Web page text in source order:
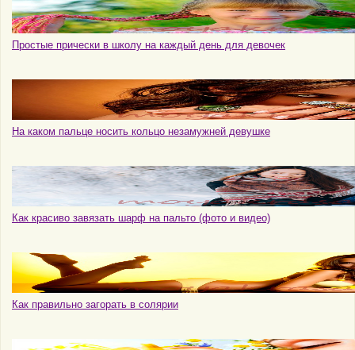
Простые прически в школу на каждый день для девочек
На каком пальце носить кольцо незамужней девушке
Как красиво завязать шарф на пальто (фото и видео)
Как правильно загорать в солярии